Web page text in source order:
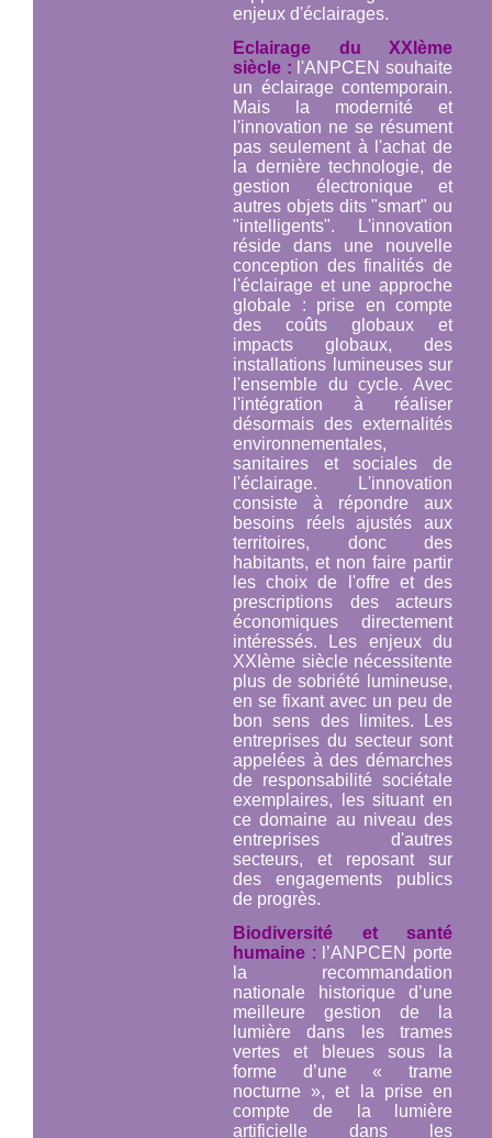
enjeux d'éclairages.
Eclairage du XXIème
siècle : l'ANPCEN souhaite
un éclairage contemporain.
Mais la modernité et
l'innovation ne se résument
pas seulement à l'achat de
la dernière technologie, de
gestion électronique et
autres objets dits "smart" ou
"intelligents". L'innovation
réside dans une nouvelle
conception des finalités de
l'éclairage et une approche
globale : prise en compte
des coûts globaux et
impacts globaux, des
installations lumineuses sur
l'ensemble du cycle. Avec
l'intégration à réaliser
désormais des externalités
environnementales,
sanitaires et sociales de
l'éclairage. L'innovation
consiste à répondre aux
besoins réels ajustés aux
territoires, donc des
habitants, et non faire partir
les choix de l'offre et des
prescriptions des acteurs
économiques directement
intéressés. Les enjeux du
XXIème siècle nécessitente
plus de sobriété lumineuse,
en se fixant avec un peu de
bon sens des limites. Les
entreprises du secteur sont
appelées à des démarches
de responsabilité sociétale
exemplaires, les situant en
ce domaine au niveau des
entreprises d'autres
secteurs, et reposant sur
des engagements publics
de progrès.
Biodiversité et santé
humaine : l’ANPCEN porte
la recommandation
nationale historique d’une
meilleure gestion de la
lumière dans les trames
vertes et bleues sous la
forme d’une « trame
nocturne », et la prise en
compte de la lumière
artificielle dans les